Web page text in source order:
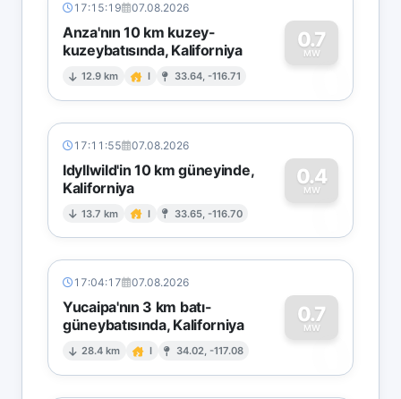
17:15:19 07.08.2026
Anza'nın 10 km kuzey-
kuzeybatısında, Kaliforniya
12.9 km I 33.64, -116.71
0.7
MW
0
17:11:55 07.08.2026
Idyllwild'in 10 km güneyinde,
Kaliforniya
13.7 km I 33.65, -116.70
0.4
MW
0
17:04:17 07.08.2026
Yucaipa'nın 3 km batı-
güneybatısında, Kaliforniya
28.4 km I 34.02, -117.08
0.7
MW
0